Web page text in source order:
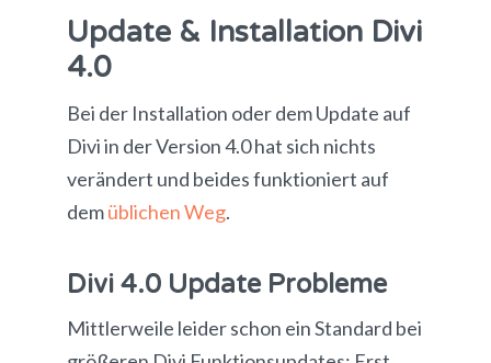
Update & Installation Divi
4.0
Bei der Installation oder dem Update auf
Divi in der Version 4.0 hat sich nichts
verändert und beides funktioniert auf
demüblichen Weg.
Divi 4.0 Update Probleme
Mittlerweile leider schon ein Standard bei